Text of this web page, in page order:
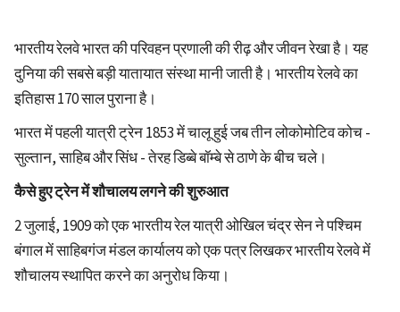
भारतीय रेलवे भारत की परिवहन प्रणाली की रीढ़ और जीवन रेखा है। यह
दुनिया की सबसे बड़ी यातायात संस्था मानी जाती है। भारतीय रेलवे का
इतिहास 170 साल पुराना है।
भारत में पहली यात्री ट्रेन 1853 में चालू हुई जब तीन लोकोमोटिव कोच -
सुल्तान, साहिब और सिंध - तेरह डिब्बे बॉम्बे से ठाणे के बीच चले।
कैसे हुए ट्रेन में शौचालय लगने की शुरुआत
2 जुलाई, 1909 को एक भारतीय रेल यात्री ओखिल चंद्र सेन ने पश्चिम
बंगाल में साहिबगंज मंडल कार्यालय को एक पत्र लिखकर भारतीय रेलवे में
शौचालय स्थापित करने का अनुरोध किया।